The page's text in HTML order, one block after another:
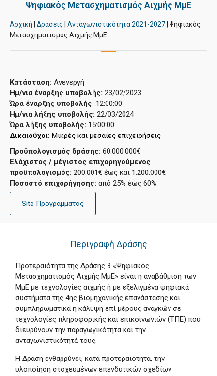
Ψηφιακός Μετασχηματισμός Αιχμής ΜμΕ
Αρχική Δράσεις Ανταγωνιστικότητα 2021-2027 Ψηφιακός
Μετασχηματισμός Αιχμής ΜμΕ
Κατάσταση: Ανενεργή
Ημ/νια έναρξης υποβολής: 23/02/2023
Ώρα έναρξης υποβολής: 12:00:00
Ημ/νια λήξης υποβολής: 22/03/2024
Ώρα λήξης υποβολής: 15:00:00
Δικαιούχοι: Μικρές και μεσαίες επιχειρήσεις
Προϋπολογισμός δράσης: 60.000.000€
Ελάχιστος / μέγιστος επιχορηγούμενος
προϋπολογισμός: 200.001€ έως και 1.200.000€
Ποσοστό επιχορήγησης: από 25% έως 60%
Site Προγράμματος
Περιγραφή Δράσης
Προτεραιότητα της Δράσης 3 «Ψηφιακός
Μετασχηματισμός Αιχμής ΜμΕ» είναι η αναβάθμιση των
ΜμΕ με τεχνολογίες αιχμής ή με εξελιγμένα ψηφιακά
συστήματα της 4ης βιομηχανικής επανάστασης και
συμπληρωματικά η κάλυψη επί μέρους αναγκών σε
τεχνολογίες πληροφορικής και επικοινωνιών (ΤΠΕ) που
διευρύνουν την παραγωγικότητα και την
ανταγωνιστικότητά τους.
Η Δράση ενθαρρύνει, κατά προτεραιότητα, την
υλοποίηση στοχευμένων επενδυτικών σχεδίων